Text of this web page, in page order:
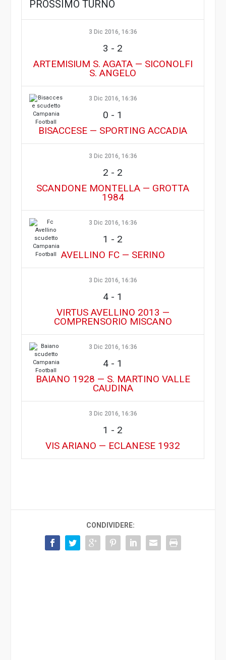
PROSSIMO TURNO
3 Dic 2016, 16:36
3 - 2
ARTEMISIUM S. AGATA — SICONOLFI
S. ANGELO
3 Dic 2016, 16:36
0 - 1
BISACCESE — SPORTING ACCADIA
3 Dic 2016, 16:36
2 - 2
SCANDONE MONTELLA — GROTTA
1984
3 Dic 2016, 16:36
1 - 2
AVELLINO FC — SERINO
3 Dic 2016, 16:36
4 - 1
VIRTUS AVELLINO 2013 —
COMPRENSORIO MISCANO
3 Dic 2016, 16:36
4 - 1
BAIANO 1928 — S. MARTINO VALLE
CAUDINA
3 Dic 2016, 16:36
1 - 2
VIS ARIANO — ECLANESE 1932
CONDIVIDERE: